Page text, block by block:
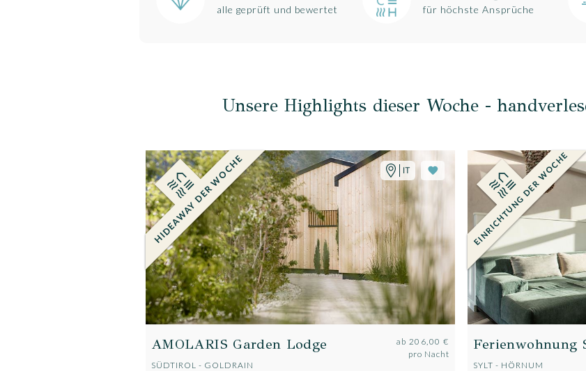
alle geprüft und bewertet für höchste Ansprüche
Unsere Highlights dieser Woche -
IT
AMOLARIS Garden Lodge
SÜDTIROL - GOLDRAIN
ab 206,00 €
pro Nacht
Ferienwohnung
SYLT - HÖRNUM